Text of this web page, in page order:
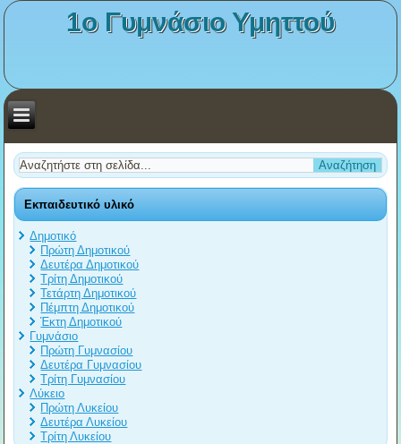
1ο Γυμνάσιο Υμηττού
Εκπαιδευτικό υλικό
Δημοτικό
Πρώτη Δημοτικού
Δευτέρα Δημοτικού
Τρίτη Δημοτικού
Τετάρτη Δημοτικού
Πέμπτη Δημοτικού
Έκτη Δημοτικού
Γυμνάσιο
Πρώτη Γυμνασίου
Δευτέρα Γυμνασίου
Τρίτη Γυμνασίου
Λύκειο
Πρώτη Λυκείου
Δευτέρα Λυκείου
Τρίτη Λυκείου